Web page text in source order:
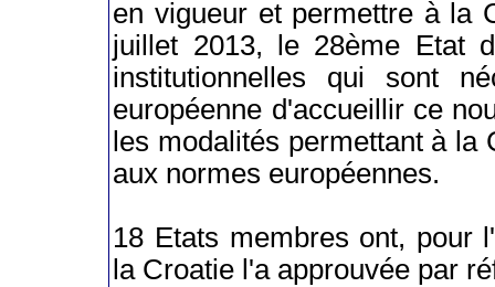
en vigueur et permettre à la
juillet 2013, le 28ème Etat
institutionnelles qui sont
européenne d'accueillir ce
les modalités permettant à
aux normes européennes.
18 Etats membres ont, pour
la Croatie l'a approuvée par